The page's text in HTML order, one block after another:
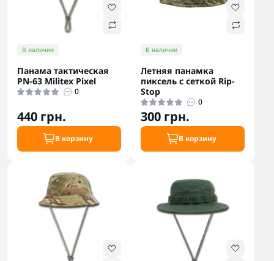
В наличии
Панама тактическая
PN-63 Militex Pixel
0
440 грн.
В корзину
В наличии
Летняя панамка
пиксель с сеткой Rip-
Stop
0
300 грн.
В корзину